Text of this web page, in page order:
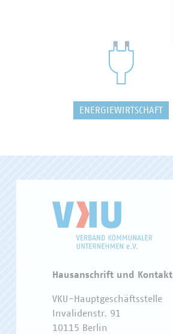
ENERGIEWIRTSCHAFT
Hausanschrift und Kontakt
VKU-Hauptgeschäftsstelle
Invalidenstr. 91
10115 Berlin